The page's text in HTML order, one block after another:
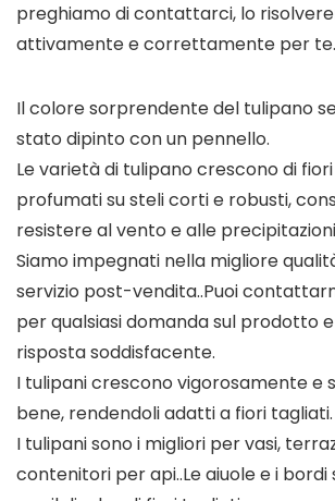
preghiamo di contattarci, lo
attivamente e correttamente per te.
Il colore sorprendente del tulipano
stato dipinto con un pennello.
Le varietà di tulipano crescono di
profumati su steli corti e robusti,
resistere al vento e alle
Siamo impegnati nella migliore
servizio post-vendita..Puoi
per qualsiasi domanda sul prodotto
risposta soddisfacente.
I tulipani crescono vigorosamente e
bene, rendendoli adatti a fiori tagliati.
I tulipani sono i migliori per vasi,
contenitori per api..Le aiuole e i